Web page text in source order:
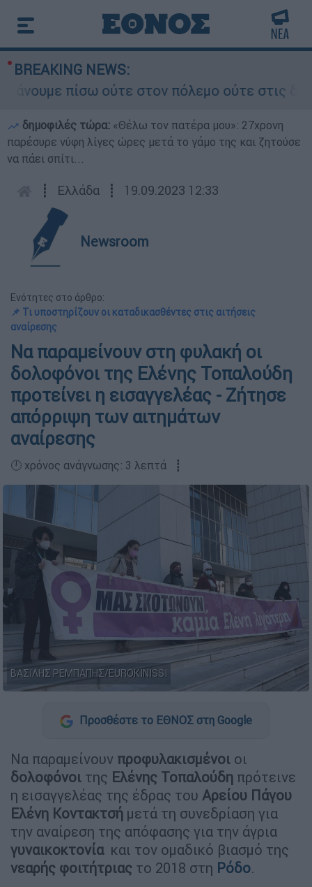
BREAKING NEWS:
πίσω ούτε στον πόλεμο ούτε στις
δημοφιλές τώρα: «Θέλω τον πατέρα μου»: 27χρονη
παρέσυρε νύφη λίγες ώρες μετά το γάμο της και ζητούσε
να πάει σπίτι...
┋ Ελλάδα ┋ 19.09.2023 12:33
Newsroom
Ενότητες στο άρθρο:
📌 Τι υποστηρίζουν οι καταδικασθέντες στις αιτήσεις
αναίρεσης
Να παραμείνουν στη φυλακή οι
δολοφόνοι της Ελένης Τοπαλούδη
προτείνει η εισαγγελέας - Ζήτησε
απόρριψη των αιτημάτων
αναίρεσης
🕛 χρόνος ανάγνωσης: 3 λεπτά ┋
ΒΑΣΙΛΗΣ ΡΕΜΠΑΠΗΣ/EUROKINISSI
Προσθέστε το ΕΘΝΟΣ στη Google
Να παραμείνουν προφυλακισμένοι οι
δολοφόνοι της Ελένης Τοπαλούδη πρότεινε
η εισαγγελέας της έδρας του Αρείου Πάγου
Ελένη Κοντακτσή μετά τη συνεδρίαση για
την αναίρεση της απόφασης για την άγρια
γυναικοκτονία και τον ομαδικό βιασμό της
νεαρής φοιτήτριας το 2018 στη Ρόδο.